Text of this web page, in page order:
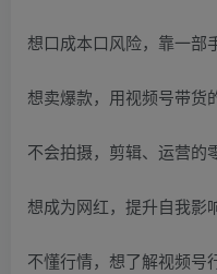
想口成本口风险，靠一部
想卖爆款，用视频号带货
不会拍摄，剪辑、运营的
想成为网红，提升自我影
不懂行情，想了解视频号